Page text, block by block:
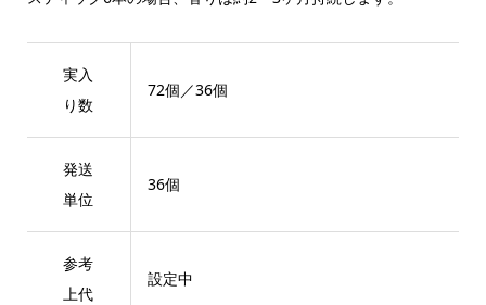
実入
り数
72個／36個
発送
単位
36個
参考
上代
設定中